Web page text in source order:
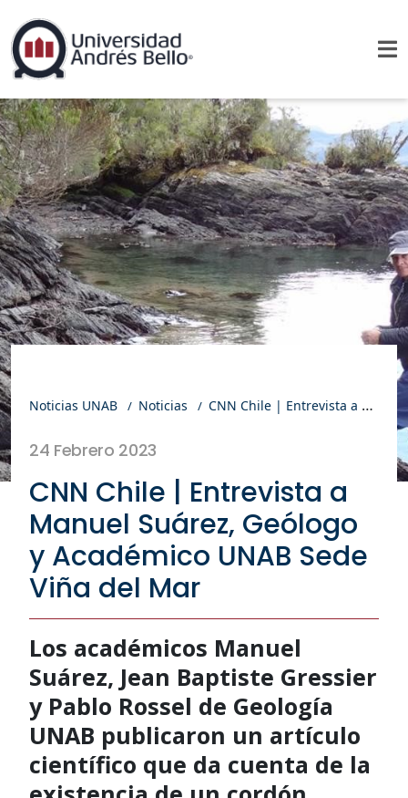
Noticias UNAB Noticias CNN Chile | Entrevista a Manuel Suárez, Geólogo y Académico UNAB Sede Viña del Mar
24 Febrero 2023
CNN Chile | Entrevista a
Manuel Suárez, Geólogo
y Académico UNAB Sede
Viña del Mar
Los académicos Manuel
Suárez, Jean Baptiste Gressier
y Pablo Rossel de Geología
UNAB publicaron un artículo
científico que da cuenta de la